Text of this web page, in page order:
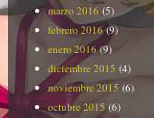
marzo 2016 (5)
febrero 2016(9)
enero 2016(9)
diciembre 2015 (4)
noviembre 2015 (6)
octubre 2015 (6)